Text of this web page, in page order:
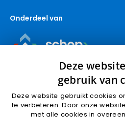
Contact
Makelaar Pijnacker
Makelaar Delft
Berkel en Rodenrijs
Den Haag
Capelle aan den IJssel
Gouda (wonen)
Gouda (bedrijven)
Krimpen aan den IJssel
Rotterdam
Onderdeel van
Deze
gebruik van
Deze website gebruikt cookies
te verbeteren. Door onze
met alle cookies in